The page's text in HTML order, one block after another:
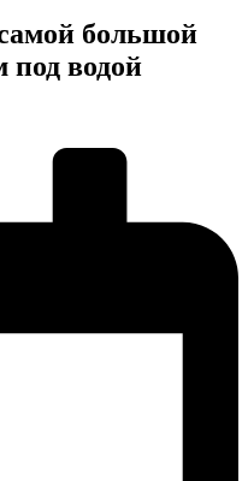
большой
под водой